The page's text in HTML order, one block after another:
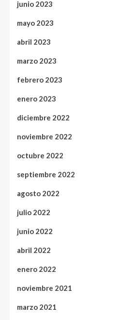
junio 2023
mayo 2023
abril 2023
marzo 2023
febrero 2023
enero 2023
diciembre 2022
noviembre 2022
octubre 2022
septiembre 2022
agosto 2022
julio 2022
junio 2022
abril 2022
enero 2022
noviembre 2021
marzo 2021